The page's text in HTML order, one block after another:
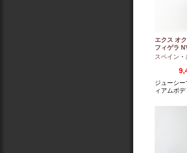
エクス オ
フィゲラ
（2022/
スペイン ・
ジューシ
ィアムボデ